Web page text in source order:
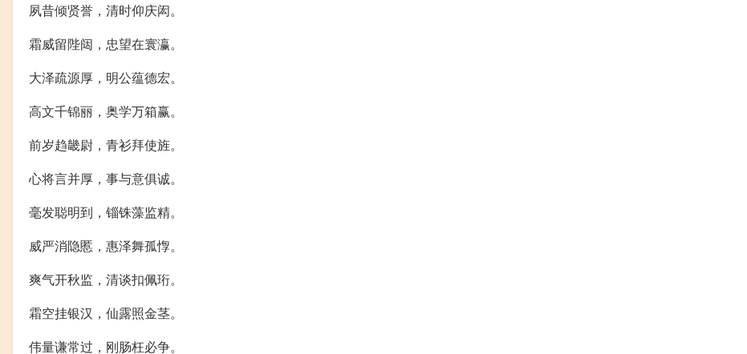
夙昔倾贤誉，清时仰庆闳。
霜威留陛闼，忠望在寰瀛。
大泽疏源厚，明公蕴德宏。
高文千锦丽，奥学万箱赢。
前岁趋畿尉，青衫拜使旌。
心将言并厚，事与意俱诚。
毫发聪明到，锱铢藻监精。
威严消隐慝，惠泽舞孤惸。
爽气开秋监，清谈扣佩珩。
霜空挂银汉，仙露照金茎。
伟量谦常过，刚肠枉必争。